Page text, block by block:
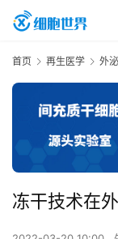
首页 再生医学 外
冻干技术在